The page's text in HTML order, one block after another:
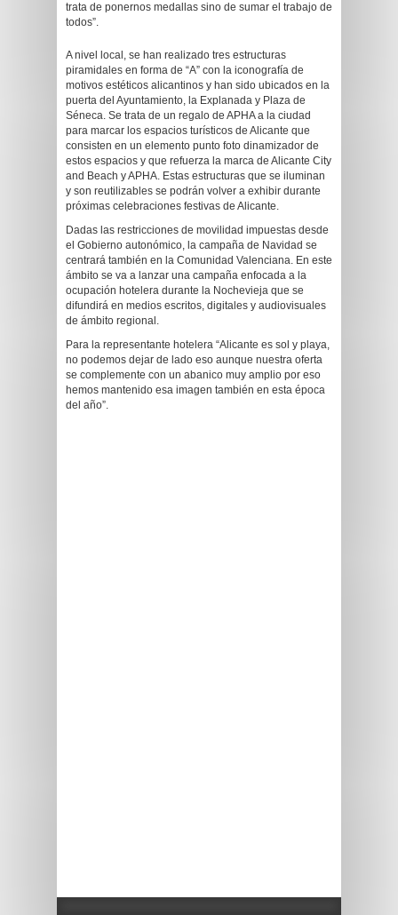
trata de ponernos medallas sino de sumar el trabajo de
todos”.
A nivel local, se han realizado tres estructuras
piramidales en forma de “A” con la iconografía de
motivos estéticos alicantinos y han sido ubicados en la
puerta del Ayuntamiento, la Explanada y Plaza de
Séneca. Se trata de un regalo de APHA a la ciudad
para marcar los espacios turísticos de Alicante que
consisten en un elemento punto foto dinamizador de
estos espacios y que refuerza la marca de Alicante City
and Beach y APHA. Estas estructuras que se iluminan
y son reutilizables se podrán volver a exhibir durante
próximas celebraciones festivas de Alicante.
Dadas las restricciones de movilidad impuestas desde
el Gobierno autonómico, la campaña de Navidad se
centrará también en la Comunidad Valenciana. En este
ámbito se va a lanzar una campaña enfocada a la
ocupación hotelera durante la Nochevieja que se
difundirá en medios escritos, digitales y audiovisuales
de ámbito regional.
Para la representante hotelera “Alicante es sol y playa,
no podemos dejar de lado eso aunque nuestra oferta
se complemente con un abanico muy amplio por eso
hemos mantenido esa imagen también en esta época
del año”.